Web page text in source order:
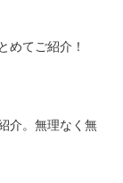
めてご紹介！
介。無理なく無